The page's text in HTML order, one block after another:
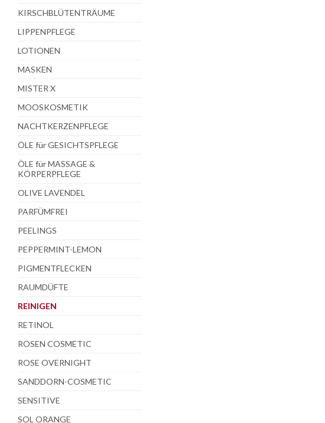
KIRSCHBLÜTENTRÄUME
LIPPENPFLEGE
LOTIONEN
MASKEN
MISTER X
MOOSKOSMETIK
NACHTKERZENPFLEGE
ÖLE für GESICHTSPFLEGE
ÖLE für MASSAGE &
KÖRPERPFLEGE
OLIVE LAVENDEL
PARFÜMFREI
PEELINGS
PEPPERMINT-LEMON
PIGMENTFLECKEN
RAUMDÜFTE
REINIGEN
RETINOL
ROSEN COSMETIC
ROSE OVERNIGHT
SANDDORN-COSMETIC
SENSITIVE
SOL ORANGE